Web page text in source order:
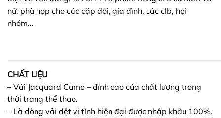
nữ, phù hợp cho các cặp đôi, gia đình, các clb, hội
nhóm…
CHẤT LIỆU
– Vải Jacquard Camo – đỉnh cao của chất lượng trong
thời trang thể thao.
– Là dòng vải dệt vi tính hiện đại được nhập khẩu 100%.